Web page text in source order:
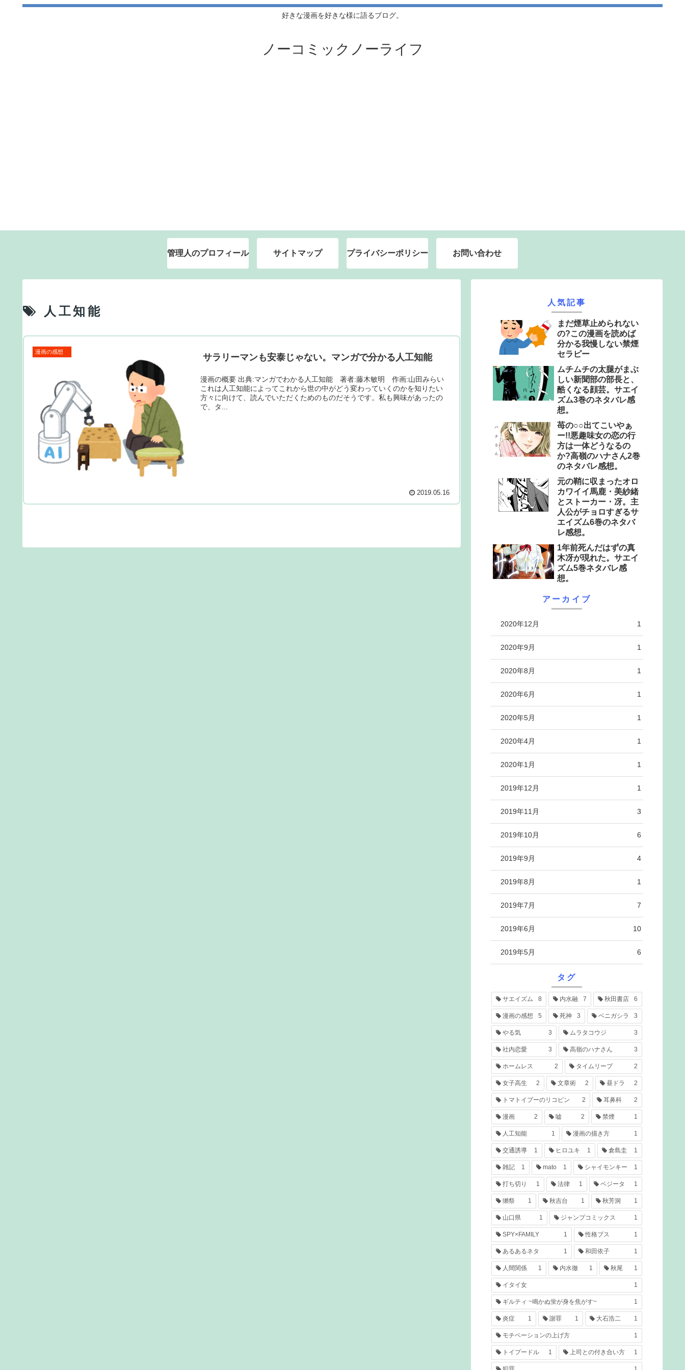
好きな漫画を好きな様に語るブログ。
ノーコミックノーライフ
管理人のプロフィール サイトマップ プライバシーポリシー お問い合わせ
人工知能
漫画の感想
サラリーマンも安泰じゃない。マンガで分かる人工知能
漫画の概要 出典:マンガでわかる人工知能 著者:藤木敏明 作画:山田みらい
これは人工知能によってこれから世の中がどう変わっていくのかを知りたい
方々に向けて、読んでいただくためのものだそうです。私も興味があったの
で、タ...
2019.05.16
人気記事
まだ煙草止められない
の?この漫画を読めば
分かる我慢しない禁煙
セラピー
ムチムチの太腿がまぶ
しい新聞部の部長と、
酷くなる顔芸。サエイ
ズム3巻のネタバレ感
想。
苺の○○出てこいやぁ
ー!!悪趣味女の恋の行
方は一体どうなるの
か?高嶺のハナさん2巻
のネタバレ感想。
元の鞘に収まったオロ
カワイイ馬鹿・美紗緒
とストーカー・冴。主
人公がチョロすぎるサ
エイズム6巻のネタバ
レ感想。
1年前死んだはずの真
木冴が現れた。サエイ
ズム5巻ネタバレ感
想。
アーカイブ
2020年12月 1
2020年9月 1
2020年8月 1
2020年6月 1
2020年5月 1
2020年4月 1
2020年1月 1
2019年12月 1
2019年11月 3
2019年10月 6
2019年9月 4
2019年8月 1
2019年7月 7
2019年6月 10
2019年5月 6
タグ
サエイズム 8 内水融 7 秋田書店 6
漫画の感想 5 死神 3 ベニガシラ 3
やる気 3 ムラタコウジ 3
社内恋愛 3 高嶺のハナさん 3
ホームレス 2 タイムリープ 2
女子高生 2 文章術 2 昼ドラ 2
トマトイプーのリコピン 2 耳鼻科 2
漫画 2 嘘 2 禁煙 1
人工知能 1 漫画の描き方 1
交通誘導 1 ヒロユキ 1 倉島圭 1
雑記 1 mato 1 シャイモンキー 1
打ち切り 1 法律 1 ベジータ 1
獺祭 1 秋吉台 1 秋芳洞 1
山口県 1 ジャンプコミックス 1
SPY×FAMILY 1 性格ブス 1
あるあるネタ 1 和田依子 1
人間関係 1 内水徹 1 秋尾 1
イタイ女 1
ギルティ ~鳴かぬ蛍が身を焦がす~ 1
炎症 1 謝罪 1 大石浩二 1
モチベーションの上げ方 1
トイプードル 1 上司との付き合い方 1